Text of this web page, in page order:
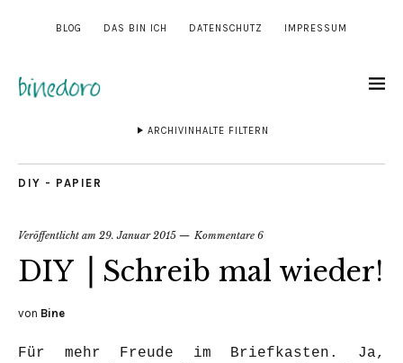
BLOG DAS BIN ICH DATENSCHUTZ IMPRESSUM
ARCHIVINHALTE FILTERN
DIY - PAPIER
Veröffentlicht am 29. Januar 2015 Kommentare 6
DIY ⎟ Schreib mal wieder!
von Bine
Für mehr Freude im Briefkasten. Ja,